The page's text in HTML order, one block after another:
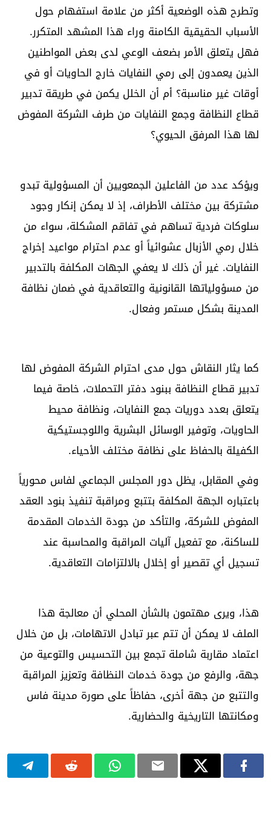
وتطرح هذه الوضعية أكثر من علامة استفهام حول
الأسباب الحقيقية الكامنة وراء هذا المشهد المتكرر.
فهل يتعلق الأمر بضعف الوعي لدى بعض المواطنين
الذين يعمدون إلى رمي النفايات خارج الحاويات أو في
أوقات غير مناسبة؟ أم أن الخلل يكمن في طريقة تدبير
قطاع النظافة وجمع النفايات من طرف الشركة المفوض
لها هذا المرفق الحيوي؟
ويؤكد عدد من الفاعلين الجمعويين أن المسؤولية تبدو
مشتركة بين مختلف الأطراف، إذ لا يمكن إنكار وجود
سلوكات فردية تساهم في تفاقم المشكلة، سواء من
خلال رمي الأزبال عشوائياً أو عدم احترام مواعيد إخراج
النفايات. غير أن ذلك لا يعفي الجهات المكلفة بالتدبير
من مسؤولياتها القانونية والتعاقدية في ضمان نظافة
المدينة بشكل مستمر وفعال.
كما يثار النقاش حول مدى احترام الشركة المفوض لها
تدبير قطاع النظافة ببنود دفتر التحملات، خاصة فيما
يتعلق بعدد دوريات جمع النفايات، ونظافة محيط
الحاويات، وتوفير الوسائل البشرية واللوجستيكية
الكفيلة بالحفاظ على نظافة مختلف الأحياء.
وفي المقابل، يظل دور المجلس الجماعي لفاس محورياً
باعتباره الجهة المكلفة بتتبع ومراقبة تنفيذ بنود العقد
المفوض للشركة، والتأكد من جودة الخدمات المقدمة
للساكنة، مع تفعيل آليات المراقبة والمحاسبة عند
تسجيل أي تقصير أو إخلال بالالتزامات التعاقدية.
هذا، ويرى مهتمون بالشأن المحلي أن معالجة هذا
الملف لا يمكن أن تتم عبر تبادل الاتهامات، بل من خلال
اعتماد مقاربة شاملة تجمع بين التحسيس والتوعية من
جهة، والرفع من جودة خدمات النظافة وتعزيز المراقبة
والتتبع من جهة أخرى، حفاظاً على صورة مدينة فاس
ومكانتها التاريخية والحضارية.